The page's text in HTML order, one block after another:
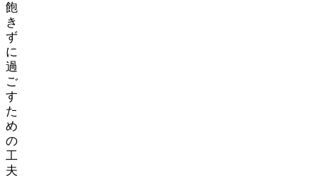
飽
き
ず
に
過
ご
す
た
め
の
工
夫